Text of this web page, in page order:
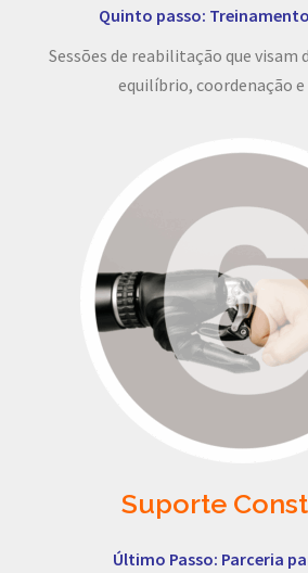
Quinto passo:
Sessões de reabilitação que visam
equilíbrio, coordenação e
Suporte
Último Passo: Parceria